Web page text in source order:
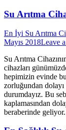
Su Arıtma
En İyi Su Arıtma
Mayıs 2018Leave
Su Arıtma
cihazları
hepimizin evinde
zorluğundan
durumdayız. Bu
kaplamasından
beraberinde